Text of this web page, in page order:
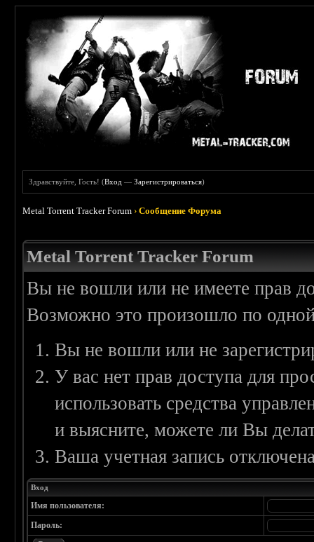
Здравствуйте, Гость! (Вход —Зарегистрироваться)
Metal Torrent Tracker Forum ›Сообщение Форума
Metal Torrent Tracker Forum
Вы не вошли или не имеете прав
Возможно это произошло по
Вы не вошли или не
У вас нет прав доступа для
использовать средства
и выясните, можете ли Вы
Ваша учетная запись
Вход
Имя пользователя:
Пароль: